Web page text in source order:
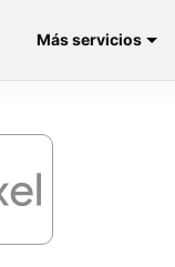
Más servicios